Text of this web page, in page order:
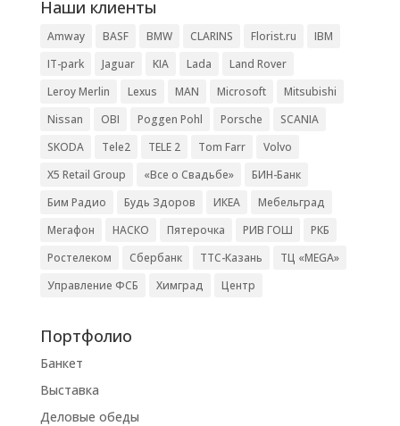
Наши клиенты
Amway BASF BMW CLARINS Florist.ru
IBM
IT-park
Jaguar KIA Lada
Land Rover
Leroy Merlin
Lexus MAN Microsoft
Mitsubishi
Nissan
OBI Poggen Pohl Porsche
SCANIA
SKODA
Tele2 TELE 2 Tom Farr
Volvo
X5 Retail Group
«Все о Свадьбе»
БИН-Банк
Бим Радио
Будь Здоров ИКЕА
Мебельград
Мегафон
НАСКО Пятерочка РИВ ГОШ
РКБ
Ростелеком
Сбербанк ТТС-Казань
ТЦ «MEGA»
Управление ФСБ
Химград Центр
Портфолио
Банкет
Выставка
Деловые обеды